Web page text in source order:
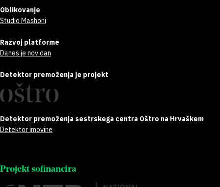
Oblikovanje
Studio Mashoni
Razvoj platforme
Danes je nov dan
Detektor premoženja je projekt
Detektor premoženja sestrskega centra Oštro na Hrvaškem
Detektor imovine
Projekt sofinancira